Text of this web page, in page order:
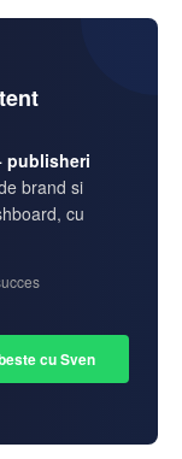
publisheri
brand si
cu
cu Sven